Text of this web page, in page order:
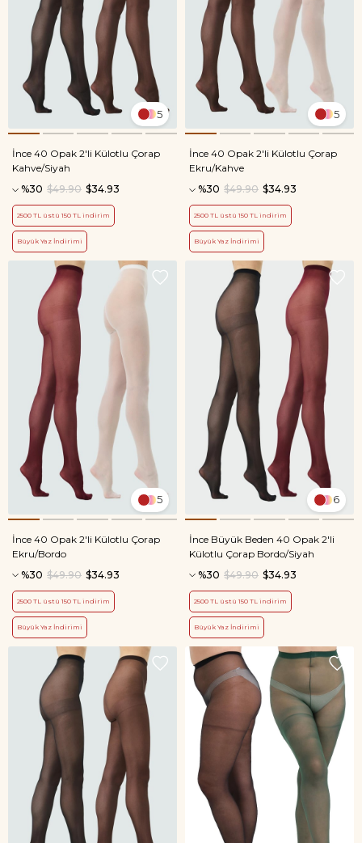
5
İnce 40 Opak 2'li Külotlu Çorap
Kahve/Siyah
%30
$34.93
$49.90
2500 TL üstü 150 TL indirim
Büyük Yaz İndirimi
5
İnce 40 Opak 2'li Külotlu Çorap
Ekru/Kahve
%30
$34.93
$49.90
2500 TL üstü 150 TL indirim
Büyük Yaz İndirimi
5
İnce 40 Opak 2'li Külotlu Çorap
Ekru/Bordo
%30
$34.93
$49.90
2500 TL üstü 150 TL indirim
Büyük Yaz İndirimi
6
İnce Büyük Beden 40 Opak 2'li
Külotlu Çorap Bordo/Siyah
%30
$34.93
$49.90
2500 TL üstü 150 TL indirim
Büyük Yaz İndirimi